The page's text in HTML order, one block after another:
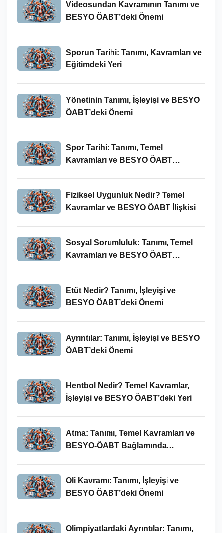
Videosundan Kavramının Tanımı ve
BESYO ÖABT’deki Önemi
Sporun Tarihi: Tanımı, Kavramları ve
Eğitimdeki Yeri
Yönetinin Tanımı, İşleyişi ve BESYO
ÖABT’deki Önemi
Spor Tarihi: Tanımı, Temel
Kavramları ve BESYO ÖABT
Fiziksel Uygunluk Nedir? Temel
Kavramlar ve BESYO ÖABT İlişkisi
Sosyal Sorumluluk: Tanımı, Temel
Kavramları ve BESYO ÖABT
Etüt Nedir? Tanımı, İşleyişi ve
BESYO ÖABT’deki Önemi
Ayrıntılar: Tanımı, İşleyişi ve BESYO
ÖABT’deki Önemi
Hentbol Nedir? Temel Kavramlar,
İşleyişi ve BESYO ÖABT’deki Yeri
Atma: Tanımı, Temel Kavramları ve
BESYO-ÖABT Bağlamında
Oli Kavramı: Tanımı, İşleyişi ve
BESYO ÖABT’deki Önemi
Olimpiyatlardaki Ayrıntılar: Tanımı,